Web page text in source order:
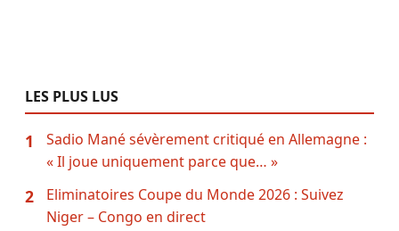
LES PLUS LUS
1
Sadio Mané sévèrement critiqué en Allemagne :
« Il joue uniquement parce que… »
2
Eliminatoires Coupe du Monde 2026 : Suivez
Niger – Congo en direct